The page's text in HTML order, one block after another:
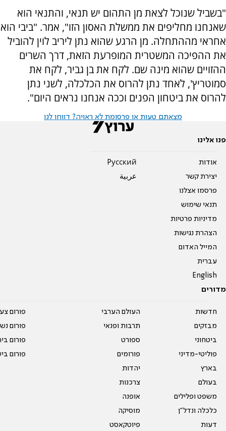
"בשביל שנוכל לצאת מן התהום יש תנאי, והתנאי הוא
שאנחנו מחליפים את ממשלת האסון הזו", אמר. "ביבי הוא
אחראי מההתחלה. מן הרגע שהוא נתן ליריב לוין להוביל
את ההפיכה המשטרית המופרעת הזאת, דרך השרים
ההזויים שהוא מינה שם. לקח את בן גביר, לקח את
סמוטריץ', לאחד נתן להרוס את הכלכלה, לשני נתן
להרוס את ביטחון הפנים וככה אנחנו נראים היום".
מצאתם טעות או פרסומת לא ראויה? דווחו לנו
פנו אלינו
אודות
יצירת קשר
פרסמו אצלנו
תנאי שימוש
מדיניות פרטיות
הצהרת נגישות
המייל האדום
עברית
English
Pусский
عربية
מדורים
חדשות
מבזקים
ביטחוני
פוליטי-מדיני
בארץ
בעולם
משפט ופלילים
כלכלה ונדל"ן
דעות
העולם הערבי
תרבות ופנאי
ספורט
פורומים
יהדות
צרכנות
אופנה
מוסיקה
פיוטקאסט
פורום
פורום
פורום
פורום